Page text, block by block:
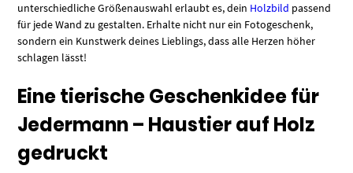
unterschiedliche Größenauswahl erlaubt es, dein Holzbild passend
für jede Wand zu gestalten. Erhalte nicht nur ein Fotogeschenk,
sondern ein Kunstwerk deines Lieblings, dass alle Herzen höher
schlagen lässt!
Eine tierische Geschenkidee für
Jedermann – Haustier auf Holz
gedruckt